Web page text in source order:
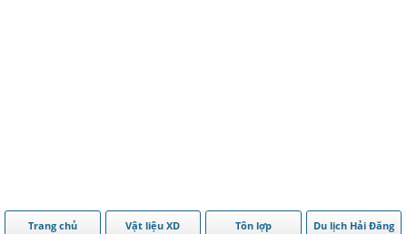
Trang chủ Vật liệu XD Tôn lợp Du lịch Hải Đăng